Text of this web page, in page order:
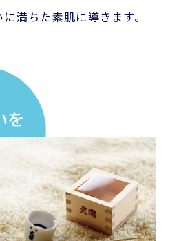
満ちた素肌に導きます。